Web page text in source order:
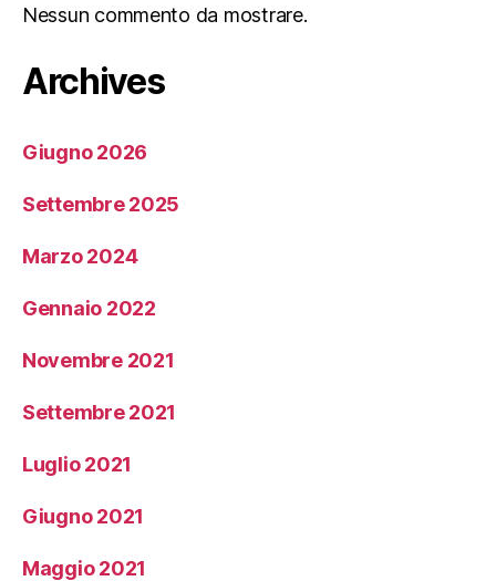
Nessun commento da mostrare.
Archives
Giugno 2026
Settembre 2025
Marzo 2024
Gennaio 2022
Novembre 2021
Settembre 2021
Luglio 2021
Giugno 2021
Maggio 2021